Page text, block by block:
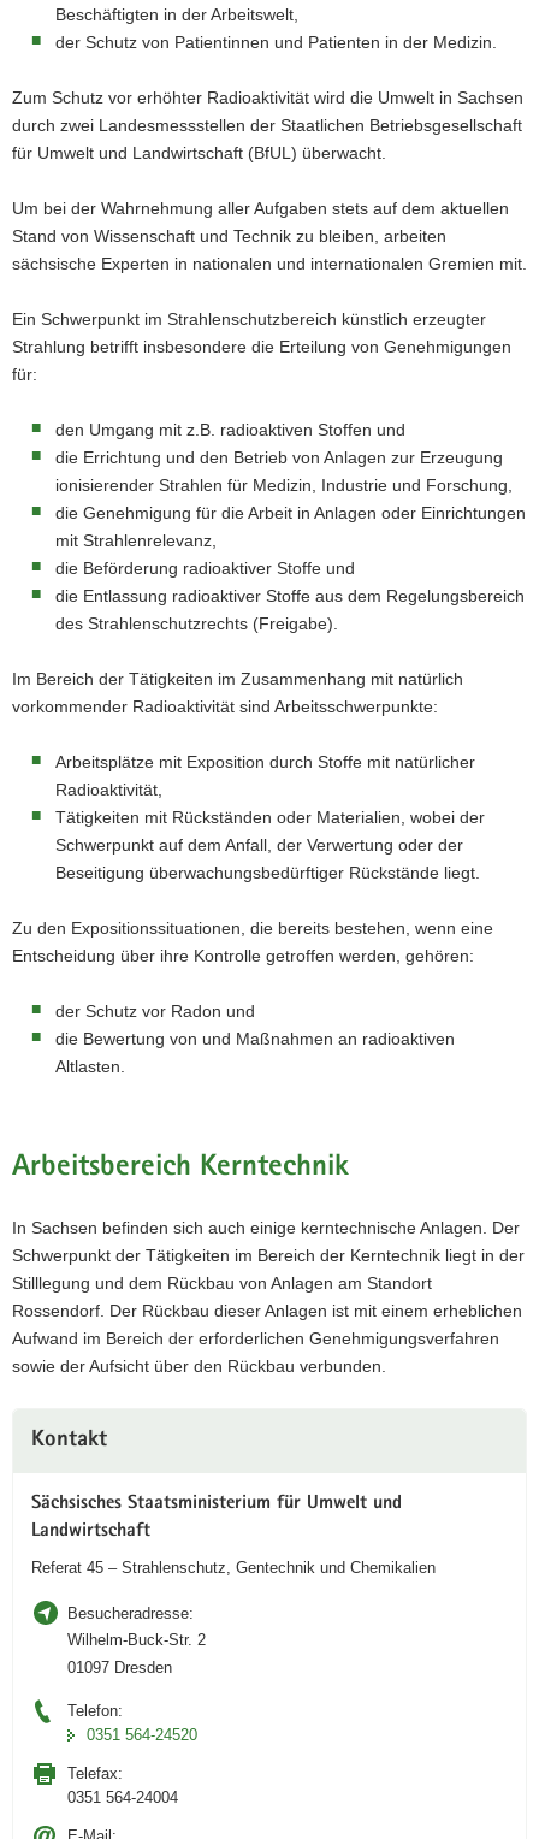
g
a
t
o
n
Beschäftigten in der Arbeitswelt,
der Schutz von Patientinnen und Patienten in der Medizin.
Zum Schutz vor erhöhter Radioaktivität wird die Umwelt in Sachsen
durch zwei Landesmessstellen der Staatlichen Betriebsgesellschaft
für Umwelt und Landwirtschaft (BfUL) überwacht.
Um bei der Wahrnehmung aller Aufgaben stets auf dem aktuellen
Stand von Wissenschaft und Technik zu bleiben, arbeiten
sächsische Experten in nationalen und internationalen Gremien mit.
Ein Schwerpunkt im Strahlenschutzbereich künstlich erzeugter
Strahlung betrifft insbesondere die Erteilung von Genehmigungen
für:
den Umgang mit z.B. radioaktiven Stoffen und
die Errichtung und den Betrieb von Anlagen zur Erzeugung
ionisierender Strahlen für Medizin, Industrie und Forschung,
die Genehmigung für die Arbeit in Anlagen oder Einrichtungen
mit Strahlenrelevanz,
die Beförderung radioaktiver Stoffe und
die Entlassung radioaktiver Stoffe aus dem Regelungsbereich
des Strahlenschutzrechts (Freigabe).
Im Bereich der Tätigkeiten im Zusammenhang mit natürlich
vorkommender Radioaktivität sind Arbeitsschwerpunkte:
Arbeitsplätze mit Exposition durch Stoffe mit natürlicher
Radioaktivität,
Tätigkeiten mit Rückständen oder Materialien, wobei der
Schwerpunkt auf dem Anfall, der Verwertung oder der
Beseitigung überwachungsbedürftiger Rückstände liegt.
Zu den Expositionssituationen, die bereits bestehen, wenn eine
Entscheidung über ihre Kontrolle getroffen werden, gehören:
der Schutz vor Radon und
die Bewertung von und Maßnahmen an radioaktiven
Altlasten.
Arbeitsbereich Kerntechnik
In Sachsen befinden sich auch einige kerntechnische Anlagen. Der
Schwerpunkt der Tätigkeiten im Bereich der Kerntechnik liegt in der
Stilllegung und dem Rückbau von Anlagen am Standort
Rossendorf. Der Rückbau dieser Anlagen ist mit einem erheblichen
Aufwand im Bereich der erforderlichen Genehmigungsverfahren
sowie der Aufsicht über den Rückbau verbunden.
Information
Kontakt
Sächsisches Staatsministerium für Umwelt und
Landwirtschaft
Referat 45 – Strahlenschutz, Gentechnik und Chemikalien
Besucheradresse:
Wilhelm-Buck-Str. 2
01097 Dresden
Telefon:
0351 564-24520
Telefax:
0351 564-24004